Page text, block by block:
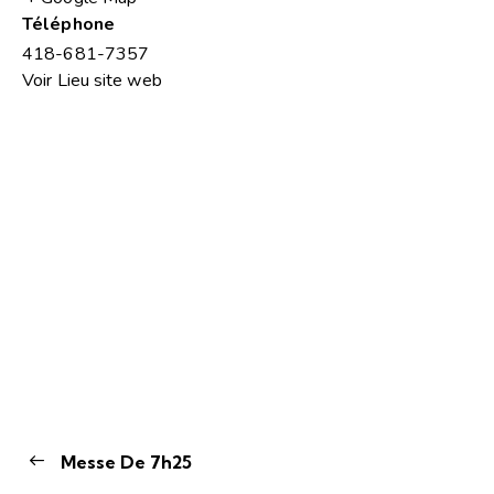
Téléphone
418-681-7357
Voir Lieu site web
Messe De 7h25